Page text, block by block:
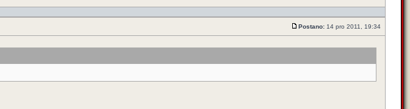
Postano: 14 pro 2011, 19:34